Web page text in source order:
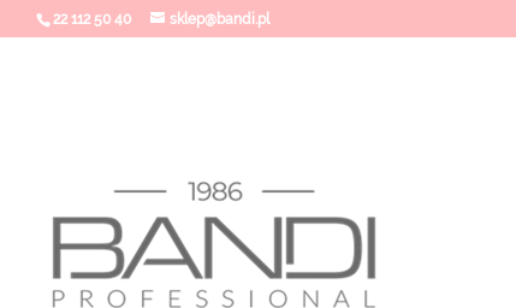
22 112 50 40 sklep@bandi.pl